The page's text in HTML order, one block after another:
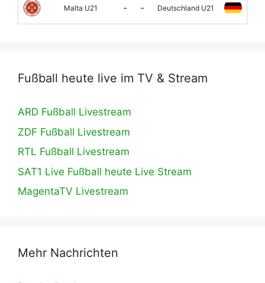
Malta U21 - - Deutschland U21
Fußball heute live im TV & Stream
ARD Fußball Livestream
ZDF Fußball Livestream
RTL Fußball Livestream
SAT1 Live Fußball heute Live Stream
MagentaTV Livestream
Mehr Nachrichten